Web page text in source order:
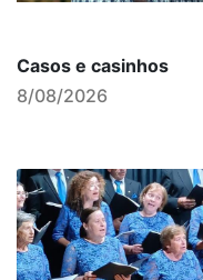
Casos e casinhos
8/08/2026